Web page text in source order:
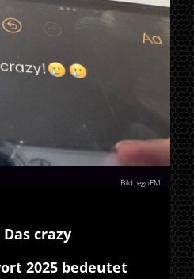
Bild: egoFM
Das crazy
2025 bedeutet